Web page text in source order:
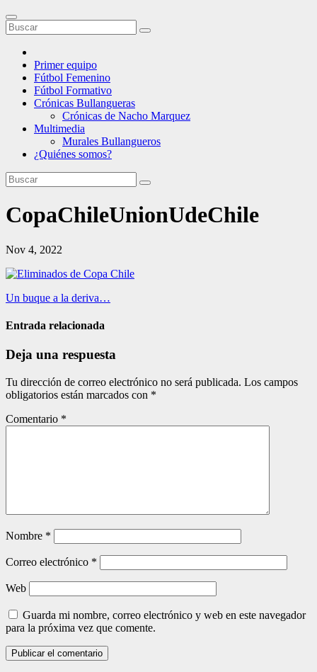
Primer equipo
Fútbol Femenino
Fútbol Formativo
Crónicas Bullangueras
Crónicas de Nacho Marquez
Multimedia
Murales Bullangueros
¿Quiénes somos?
CopaChileUnionUdeChile
Nov 4, 2022
Navegación
de
Un buque a la deriva…
Entrada relacionada
Deja una respuesta
Tu dirección de correo electrónico no será publicada. Los campos
obligatorios están marcados con *
Comentario *
Nombre *
Correo electrónico *
Web
Guarda mi nombre, correo electrónico y web en este navegador
para la próxima vez que comente.